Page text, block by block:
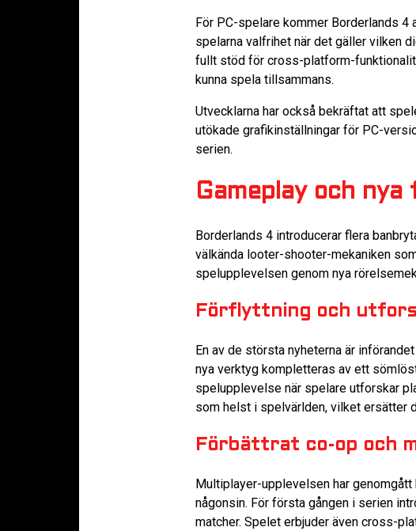
För PC-spelare kommer Borderlands
spelarna valfrihet när det gäller vilken
fullt stöd för cross-platform-
kunna spela tillsammans.
Utvecklarna har också bekräftat att
utökade grafikinställningar för PC-
serien.
Gameplay och
Borderlands 4 introducerar flera
välkända looter-shooter-mekaniken
spelupplevelsen genom nya
Förflyttning och
En av de största nyheterna är
nya verktyg kompletteras av ett
spelupplevelse när spelare utforskar
som helst i spelvärlden, vilket ersätter
Förbättrat co-op och
Multiplayer-upplevelsen har
någonsin. För första gången i serien
matcher. Spelet erbjuder även cross-